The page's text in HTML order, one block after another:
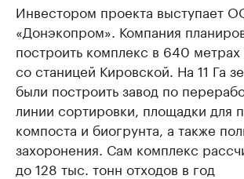
Инвестором проекта выступает
«Донэкопром». Компания
построить комплекс в 640
со станицей Кировской. На 11 Га
были построить завод по
линии сортировки, площадки для
компоста и биогрунта, а также
захоронения. Сам комплекс
до 128 тыс. тонн отходов в год